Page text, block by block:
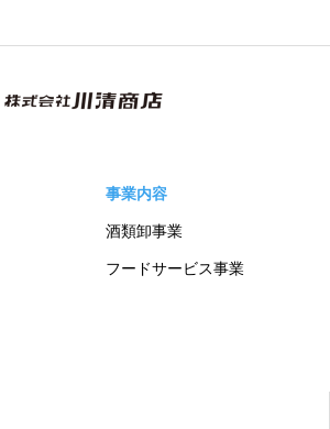
事業内容
酒類卸事業
フードサービス事業